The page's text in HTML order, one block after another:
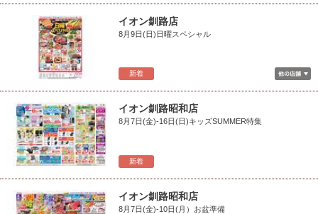
新着
イオン釧路店
8月9日(日)日曜スペシャル
新着
イオン釧路昭和店
8月7日(金)-16日(日)キッズSUMMER特集
イオン釧路昭和店
8月7日(金)-10日(月）お盆準備